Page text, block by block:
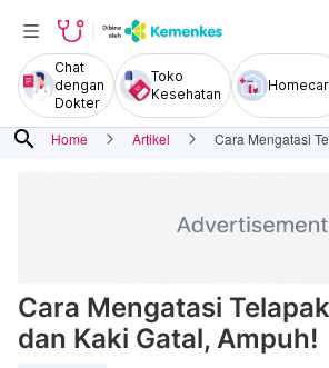
Chat
dengan
Dokter
Toko
Kesehatan
search Home Artikel Cara Mengatasi
Cara Mengatasi
dan Kaki Gatal, Ampuh!